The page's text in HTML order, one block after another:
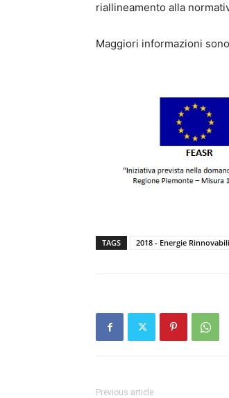
riallineamento alla
Maggiori informazioni
TAGS 2018 - Energie Rinnovabili
Previous article